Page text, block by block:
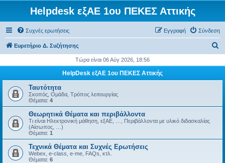
Helpdesk εξΑΕ 1ου ΠΕΚΕΣ Αττικής
Συχνές ερωτήσεις Σύνδεση
Εγγραφή
Ευρετήριο Δ. Συζήτησης
ζ
τ
η
Τώρα είναι 06 Αύγ 2026, 18:56
HelpDesk εξΑΕ 1ου ΠΕΚΕΣ Αττικής
Ταυτότητα
Σκοπός, Ομάδα, Τρόπος λειτουργίας
Θέματα: 4
Θεωρητικά Θέματα και περιβάλλοντα
Τι είναι Ηλεκτρονική μάθηση, εξΑΕ, …, Περιβάλλοντα με υλικό διδασκαλίας
(Αίσωπος, …)
Θέματα: 1
Τεχνικά Θέματα και Συχνές Ερωτήσεις
Webex, e-class, e-me, FAQs, κτλ.
Θέματα: 6